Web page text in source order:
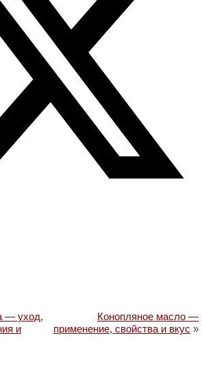
— уход,
и
Конопляное масло —
применение, свойства и вкус »